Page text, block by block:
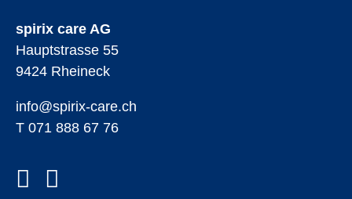
spirix care AG
Hauptstrasse 55
9424 Rheineck
info@spirix-care.ch
T 071 888 67 76